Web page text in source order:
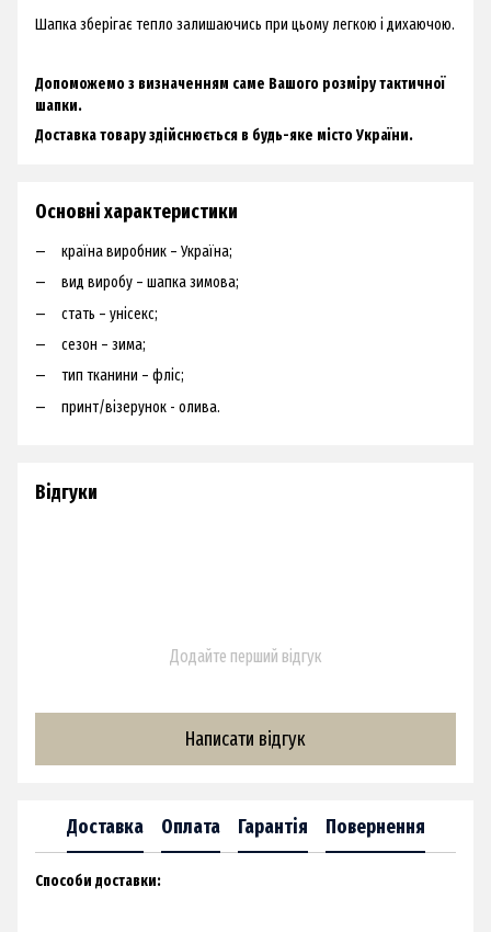
Шапка зберігає тепло залишаючись при цьому легкою і дихаючою.
Допоможемо з визначенням саме Вашого розміру тактичної
шапки.
Доставка товару здійснюється в будь-яке місто України.
Основні характеристики
країна виробник – Україна;
вид виробу – шапка зимова;
стать – унісекс;
сезон – зима;
тип тканини – фліс;
принт/візерунок - олива.
Відгуки
Додайте перший відгук
Написати відгук
Доставка Оплата Гарантія Повернення
Способи доставки:​